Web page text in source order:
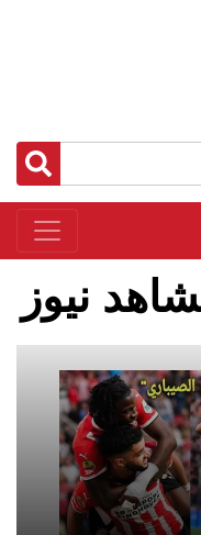
نيوز